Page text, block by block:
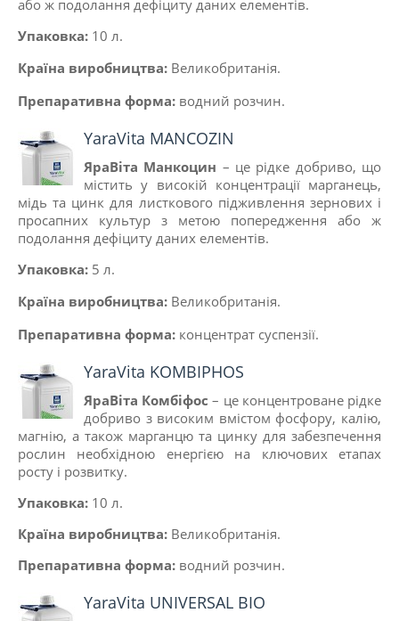
або ж подолання дефіциту даних елементів.
Упаковка: 10 л.
Країна виробництва: Великобританiя.
Препаративна форма: водний розчин.
YaraVita MANCOZIN
ЯраВіта Манкоцин – це рідке добриво, що
містить у високій концентрації марганець,
мідь та цинк для листкового підживлення зернових і
просапних культур з метою попередження або ж
подолання дефіциту даних елементів.
Упаковка: 5 л.
Країна виробництва: Великобританiя.
Препаративна форма: концентрат суспензії.
YaraVita KOMBIPHOS
ЯраВіта Комбіфос – це концентроване рідке
добриво з високим вмістом фосфору, калію,
магнію, а також марганцю та цинку для забезпечення
рослин необхідною енергією на ключових етапах
росту і розвитку.
Упаковка: 10 л.
Країна виробництва: Великобританiя.
Препаративна форма: водний розчин.
YaraVita UNIVERSAL BIO